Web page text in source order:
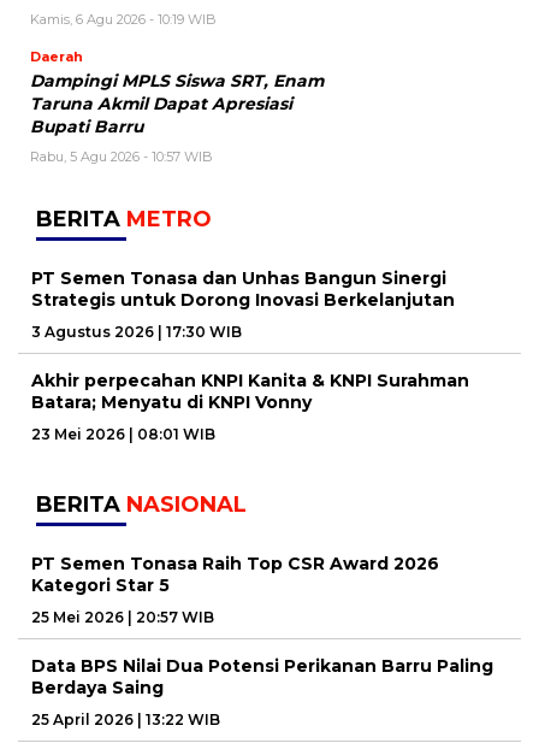
Kamis, 6 Agu 2026 - 10:19 WIB
Daerah
Dampingi MPLS Siswa SRT, Enam
Taruna Akmil Dapat Apresiasi
Bupati Barru
Rabu, 5 Agu 2026 - 10:57 WIB
BERITA METRO
PT Semen Tonasa dan Unhas Bangun Sinergi
Strategis untuk Dorong Inovasi Berkelanjutan
3 Agustus 2026 | 17:30 WIB
Akhir perpecahan KNPI Kanita & KNPI Surahman
Batara; Menyatu di KNPI Vonny
23 Mei 2026 | 08:01 WIB
BERITA NASIONAL
PT Semen Tonasa Raih Top CSR Award 2026
Kategori Star 5
25 Mei 2026 | 20:57 WIB
Data BPS Nilai Dua Potensi Perikanan Barru Paling
Berdaya Saing
25 April 2026 | 13:22 WIB